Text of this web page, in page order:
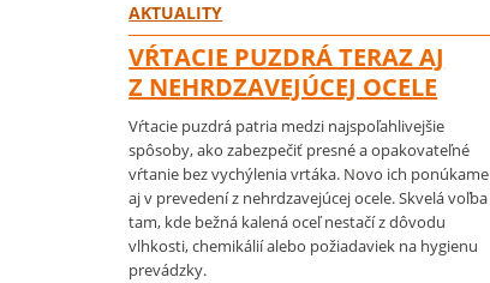
AKTUALITY
VŔTACIE PUZDRÁ TERAZ AJ
Z NEHRDZAVEJÚCEJ OCELE
Vŕtacie puzdrá patria medzi najspoľahlivejšie
spôsoby, ako zabezpečiť presné a opakovateľné
vŕtanie bez vychýlenia vrtáka. Novo ich ponúkame
aj v prevedení z nehrdzavejúcej ocele. Skvelá voľba
tam, kde bežná kalená oceľ nestačí z dôvodu
vlhkosti, chemikálií alebo požiadaviek na hygienu
prevádzky.